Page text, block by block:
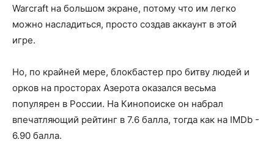
Warcraft на большом экране, потому что им легко
можно насладиться, просто создав аккаунт в этой
игре.
Но, по крайней мере, блокбастер про битву людей и
орков на просторах Азерота оказался весьма
популярен в России. На Кинопоиске он набрал
впечатляющий рейтинг в 7.6 балла, тогда как на IMDb -
6.90 балла.